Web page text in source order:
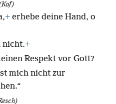
+ erhebe deine Hand, o
nicht.+
Respekt vor Gott?
mich nicht zur